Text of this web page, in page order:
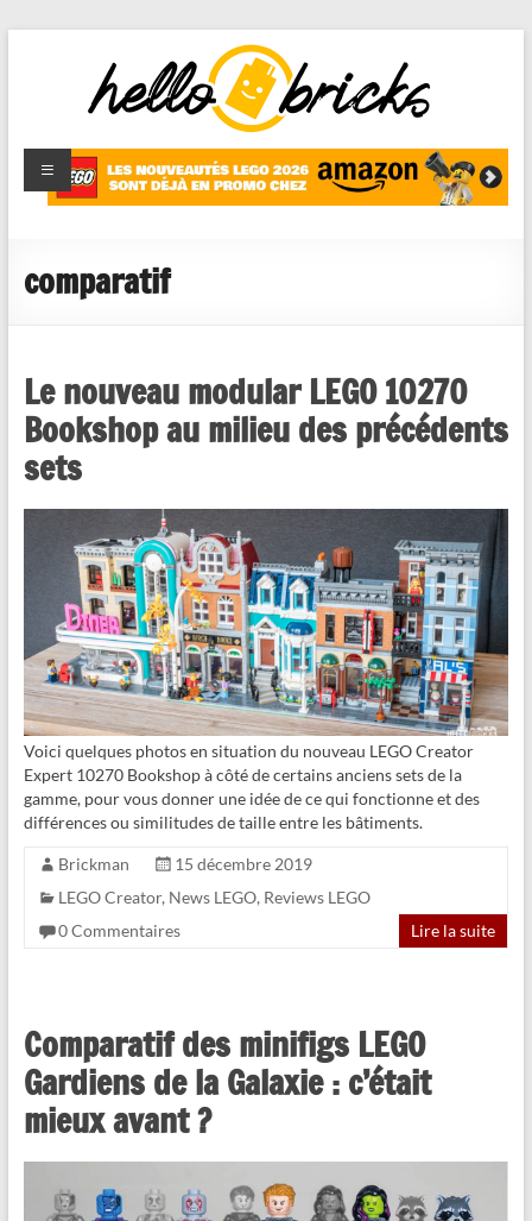
HelloBricks
Blog LEGO,
nouveaut�s
reviews
comparatif
Le nouveau modular LEGO 10270
Bookshop au milieu des précédents
sets
Voici quelques photos en situation du nouveau LEGO Creator
Expert 10270 Bookshop à côté de certains anciens sets de la
gamme, pour vous donner une idée de ce qui fonctionne et des
différences ou similitudes de taille entre les bâtiments.
Brickman
15 décembre 2019
LEGO Creator, News LEGO, Reviews LEGO
0 Commentaires
Lire la suite
Comparatif des minifigs LEGO
Gardiens de la Galaxie : c’était
mieux avant ?